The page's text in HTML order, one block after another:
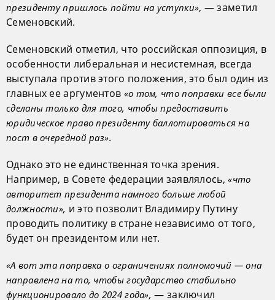
президенту пришлось пойти на уступки», — заметил
Семеновский.
Семеновский отметил, что российская оппозиция, в
особенности либеральная и несистемная, всегда
выступала против этого положения, это был один из
главных ее аргументов «о том, что поправки все были
сделаны только для того, чтобы предоставить
юридическое право президенту баллотироваться на
пост в очередной раз».
Однако это не единственная точка зрения.
Например, в Совете федерации заявлялось,«что
авторитет президента намного больше любой
должности», и это позволит Владимиру Путину
проводить политику в стране независимо от того,
будет он президентом или нет.
«А вот эта поправка о ограничениях полномочий — она
направлена на то, чтобы государство стабильно
функционировало до 2024 года», — заключил